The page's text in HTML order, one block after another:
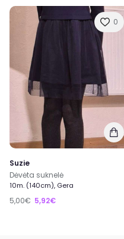
0
Suzie
Dėvėta suknelė
10m. (140cm), Gera
5,00€ 5,92€